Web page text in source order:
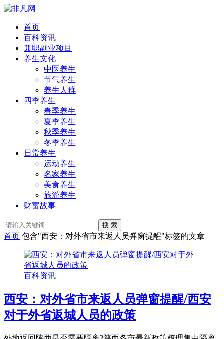
首页
百科资讯
兼职副业项目
养生文化
中医养生
节气养生
养生人群
四季养生
春季养生
夏季养生
秋季养生
冬季养生
日常养生
运动养生
名家养生
美食养生
旅游养生
财富故事
搜 索
首页 包含"西安：对外省市来返人员弹窗提醒"标签的文章
百科资讯
西安：对外省市来返人员弹窗提醒/西安
对于外省返城人员的政策